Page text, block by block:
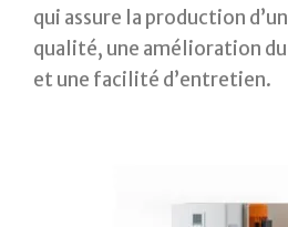
qui assure la production
qualité, une amélioration
et une facilité d’entretien.